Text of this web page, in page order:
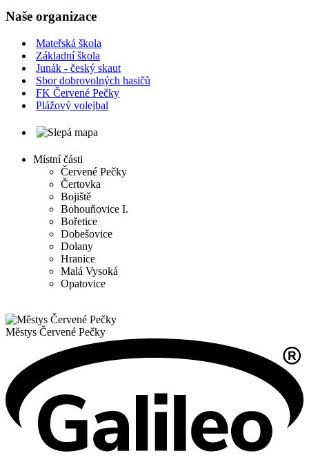
Naše organizace
Mateřská škola
Základní škola
Junák - český skaut
Sbor dobrovolných hasičů
FK Červené Pečky
Plážový volejbal
Místní části
Červené Pečky
Čertovka
Bojiště
Bohouňovice I.
Bořetice
Dobešovice
Dolany
Hranice
Malá Vysoká
Opatovice
Městys Červené Pečky